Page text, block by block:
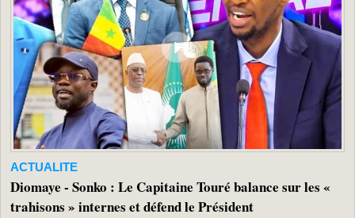
ACTUALITE
Diomaye - Sonko : Le Capitaine Touré balance sur les «
trahisons » internes et défend le Président